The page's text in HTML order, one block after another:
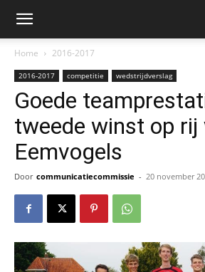
Home 2016-2017
2016-2017 competitie wedstrijdverslag
Goede
tweede winst op rij
Eemvogels
Door communicatiecommissie - 20 november